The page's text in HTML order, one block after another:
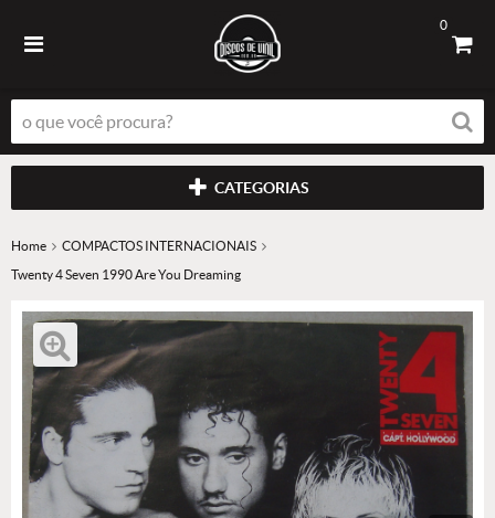
0
CATEGORIAS
Home
COMPACTOS INTERNACIONAIS
Twenty 4 Seven 1990 Are You Dreaming